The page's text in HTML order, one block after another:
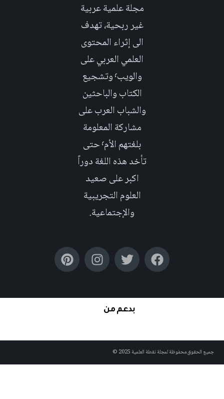
مجلة علمية عربية
غير ربحية، تهدف
الى إثراء المحتوى
العلمي العربي على
والويب٬ وتشجيع
الكتاب والباحثين
والشباب العرب على
مشاركة المعلومة
بلغتهم الأم٬ حتى
تأخد هذه اللغة دوراً
اكبر على صعيد
العلوم التجريبية
والإجتماعية.
بدعم من
محفوظة لمجلة نقطة العلمية 2025 ©